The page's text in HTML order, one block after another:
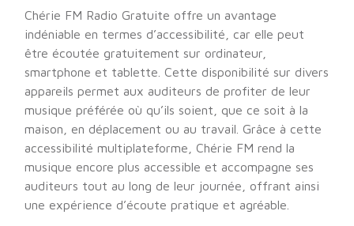
Chérie FM Radio Gratuite offre un avantage
indéniable en termes d’accessibilité, car elle peut
être écoutée gratuitement sur ordinateur,
smartphone et tablette. Cette disponibilité sur divers
appareils permet aux auditeurs de profiter de leur
musique préférée où qu’ils soient, que ce soit à la
maison, en déplacement ou au travail. Grâce à cette
accessibilité multiplateforme, Chérie FM rend la
musique encore plus accessible et accompagne ses
auditeurs tout au long de leur journée, offrant ainsi
une expérience d’écoute pratique et agréable.